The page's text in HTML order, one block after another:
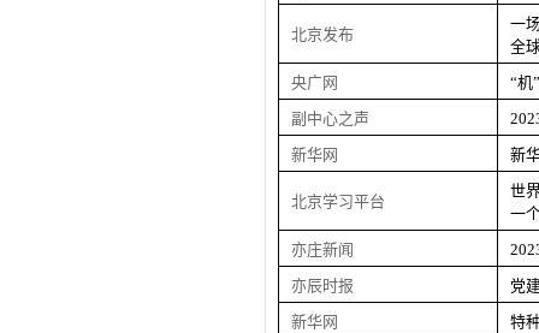
北京发布
一
全
央广网
“机
副中心之声
新华网
新
北京学习平台
世
一
亦庄新闻
亦辰时报
党
新华网
特